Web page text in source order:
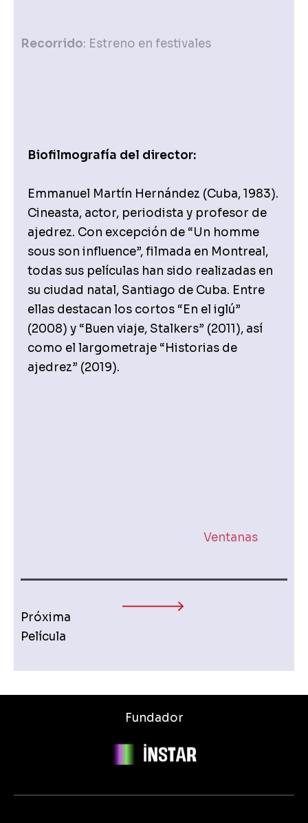
Recorrido: Estreno en festivales
Biofilmografía del director:
Emmanuel Martín Hernández (Cuba, 1983).
Cineasta, actor, periodista y profesor de
ajedrez. Con excepción de “Un homme
sous son influence”, filmada en Montreal,
todas sus películas han sido realizadas en
su ciudad natal, Santiago de Cuba. Entre
ellas destacan los cortos “En el iglú”
(2008) y “Buen viaje, Stalkers” (2011), así
como el largometraje “Historias de
ajedrez” (2019).
Próxima
Película
Ventanas
Fundador